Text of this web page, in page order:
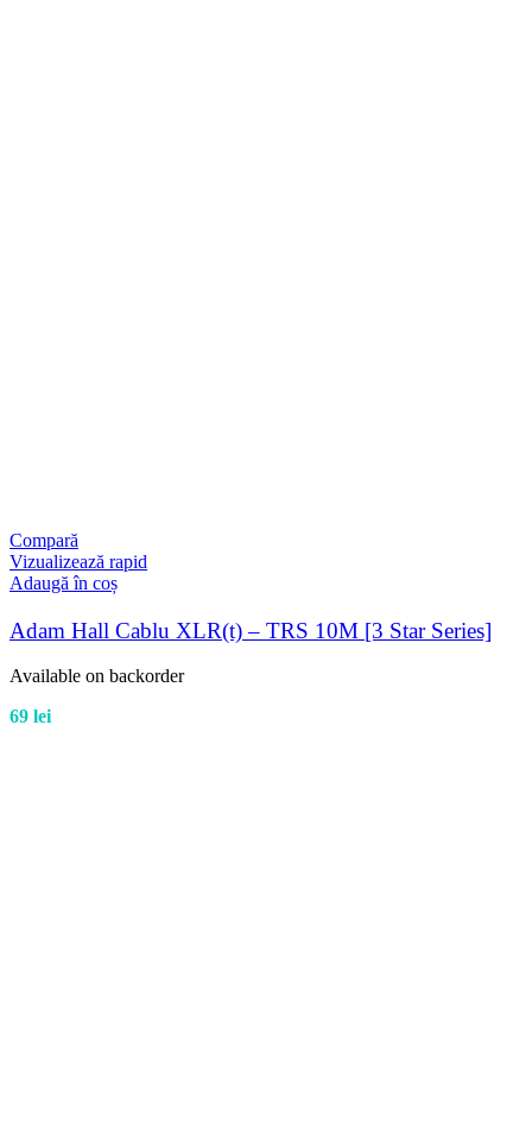
Compară
Vizualizează rapid
Adaugă în coș
Adam Hall Cablu XLR(t) – TRS 10M [3 Star Series]
Available on backorder
69 lei